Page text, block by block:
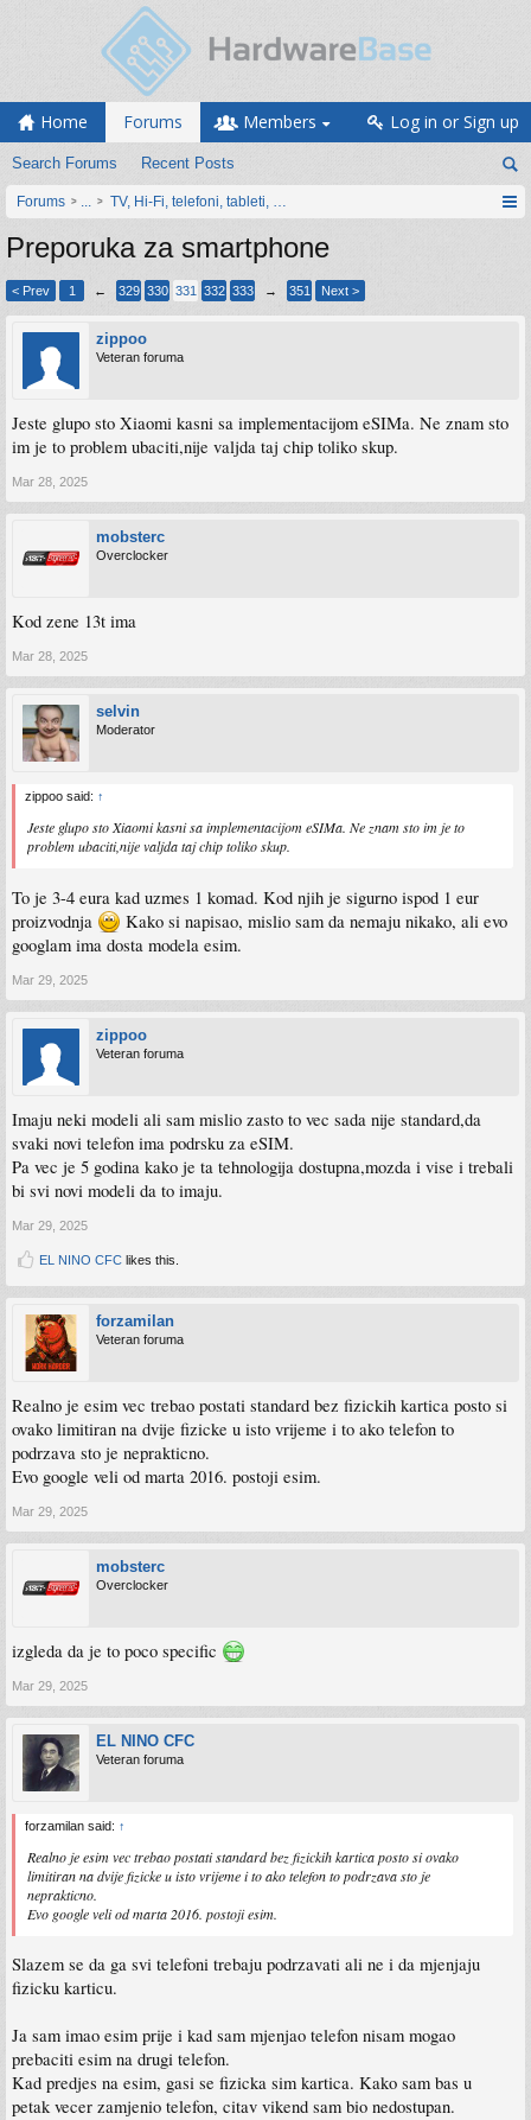
Home Forums
Search Forums Recent Posts
Members Log in or Sign up
Forums ... TV, Hi-Fi, telefoni, tableti, satovi, IoT oprema
Preporuka za smartphone
< Prev 1 ← 329 330 331 332 333 → 351 Next >
zippoo
Veteran foruma
Jeste glupo sto Xiaomi kasni sa implementacijom eSIMa. Ne znam sto
im je to problem ubaciti,nije valjda taj chip toliko skup.
Mar 28, 2025
mobsterc
Overclocker
Kod zene 13t ima
Mar 28, 2025
selvin
Moderator
zippoo said: ↑
Jeste glupo sto Xiaomi kasni sa implementacijom eSIMa. Ne znam sto im je to
problem ubaciti,nije valjda taj chip toliko skup.
To je 3-4 eura kad uzmes 1 komad. Kod njih je sigurno ispod 1 eur
proizvodnja
Kako si napisao, mislio sam da nemaju nikako, ali evo
googlam ima dosta modela esim.
Mar 29, 2025
zippoo
Veteran foruma
Imaju neki modeli ali sam mislio zasto to vec sada nije standard,da
svaki novi telefon ima podrsku za eSIM.
Pa vec je 5 godina kako je ta tehnologija dostupna,mozda i vise i trebali
bi svi novi modeli da to imaju.
Mar 29, 2025
EL NINO CFC likes this.
forzamilan
Veteran foruma
Realno je esim vec trebao postati standard bez fizickih kartica posto si
ovako limitiran na dvije fizicke u isto vrijeme i to ako telefon to
podrzava sto je neprakticno.
Evo google veli od marta 2016. postoji esim.
Mar 29, 2025
mobsterc
Overclocker
izgleda da je to poco specific
Mar 29, 2025
EL NINO CFC
Veteran foruma
forzamilan said: ↑
Realno je esim vec trebao postati standard bez fizickih kartica posto si ovako
limitiran na dvije fizicke u isto vrijeme i to ako telefon to podrzava sto je
neprakticno.
Evo google veli od marta 2016. postoji esim.
Slazem se da ga svi telefoni trebaju podrzavati ali ne i da mjenjaju
fizicku karticu.
Ja sam imao esim prije i kad sam mjenjao telefon nisam mogao
prebaciti esim na drugi telefon.
Kad predjes na esim, gasi se fizicka sim kartica. Kako sam bas u
petak vecer zamjenio telefon, citav vikend sam bio nedostupan.